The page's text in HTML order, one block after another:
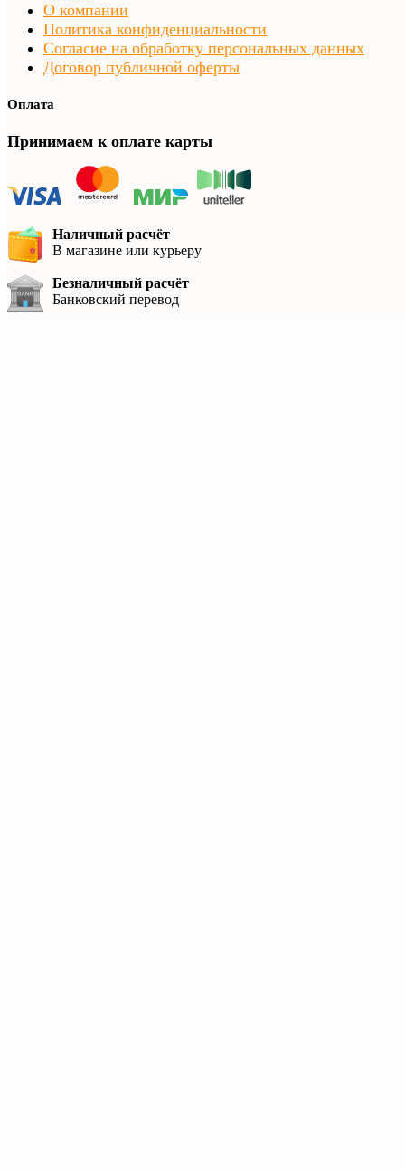
О компании
Политика конфиденциальности
Согласие на обработку персональных данных
Договор публичной оферты
Оплата
Принимаем к оплате карты
Наличный расчёт
В магазине или курьеру
Безналичный расчёт
Банковский перевод